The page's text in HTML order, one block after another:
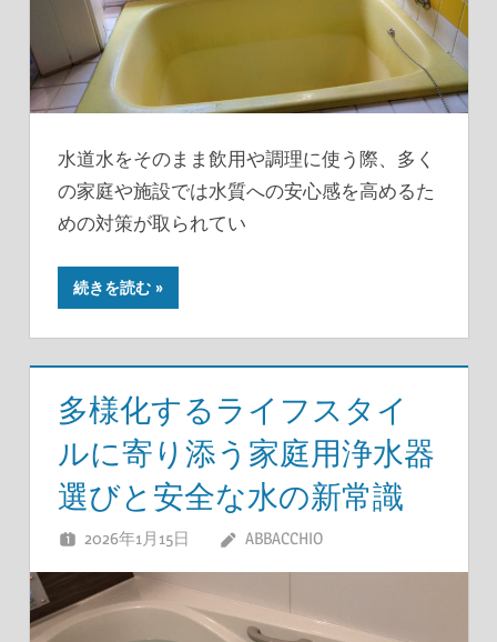
水道水をそのまま飲用や調理に使う際、多く
の家庭や施設では水質への安心感を高めるた
めの対策が取られてい
続きを読む
多様化するライフスタイ
ルに寄り添う家庭用浄水器
選びと安全な水の新常識
2026年1月15日 ABBACCHIO